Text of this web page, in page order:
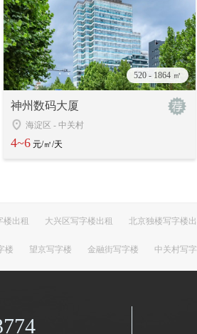
520 - 1864 ㎡
神州数码大厦
海淀区 - 中关村
4~6 元/㎡/天
楼出租 大兴区写字楼出租 北京独楼写字楼出
楼 望京写字楼 金融街写字楼 中关村写